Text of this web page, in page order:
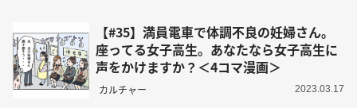
【#35】満員電車で体調不良の妊婦さん。
座ってる女子高生。あなたなら女子高生に
声をかけますか？＜4コマ漫画＞
カルチャー 2023.03.17